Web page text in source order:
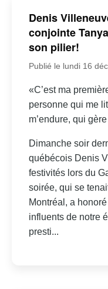
Denis
conjointe
son pilier!
Publié le lundi 16
«C’est ma
personne qui me
m’endure, qui
Dimanche soir
québécois Denis
festivités lors du
soirée, qui se
Montréal, a
influents de notre
presti...